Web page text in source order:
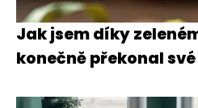
Jak jsem díky
konečně překonal